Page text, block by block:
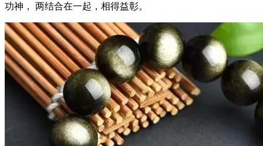
功神， 两结合在一起，相得益彰。